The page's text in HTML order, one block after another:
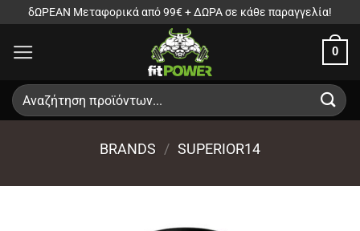
Μετάβαση
περιεχόμενο
δΩΡΕΑΝ Μεταφορικά από 99€ + ΔΩΡΑ σε κάθε παραγγελία!
0
Αναζήτηση
για:
BRANDS / SUPERIOR14